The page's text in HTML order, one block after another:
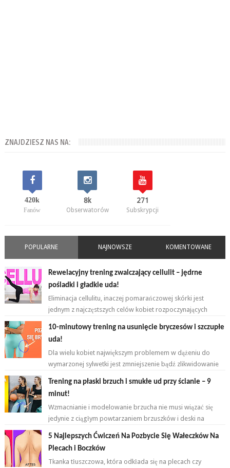
ZNAJDZIESZ NAS NA:
420k
Fanów
8k
Obserwatorów
271
Subskrypcji
POPULARNE NAJNOWSZE KOMENTOWANE
Rewelacyjny trening zwalczający cellulit – jędrne
pośladki i gładkie uda!
Eliminacja cellulitu, inaczej pomarańczowej skórki jest
jednym z najczęstszych celów kobiet rozpoczynających
10-minutowy trening na usunięcie bryczesów i szczupłe
uda!
Dla wielu kobiet największym problemem w dążeniu do
wymarzonej sylwetki jest zmniejszenie bądź zlikwidowanie
Trening na płaski brzuch i smukłe ud przy ścianie – 9
minut!
Wzmacnianie i modelowanie brzucha nie musi wiązać się
jedynie z ciągłym powtarzaniem brzuszków i deski na
przemian. Brzuch to nie jeden...
5 Najlepszych Ćwiczeń Na Pozbycie Się Wałeczków Na
Plecach i Boczków
Tkanka tłuszczowa, która odkłada się na plecach czy